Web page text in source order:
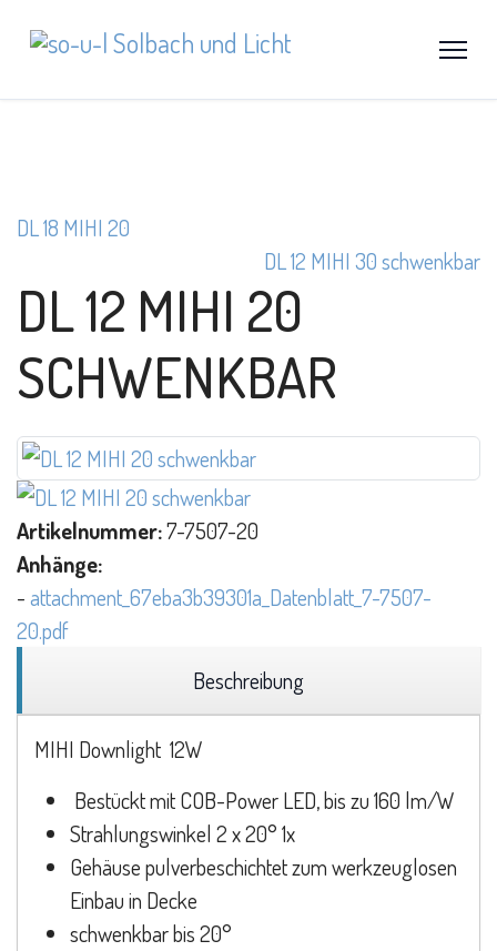
DL 18 MIHI 20
DL 12 MIHI 30 schwenkbar
DL 12 MIHI 20
SCHWENKBAR
Artikelnummer:7-7507-20
Anhänge:
-attachment_67eba3b39301a_Datenblatt_7-7507-
20.pdf
Beschreibung
MIHI Downlight 12W
Bestückt mit COB-Power LED, bis zu 160 lm/W
Strahlungswinkel 2 x 20° 1x
Gehäuse pulverbeschichtet zum werkzeuglosen
Einbau in Decke
schwenkbar bis 20°